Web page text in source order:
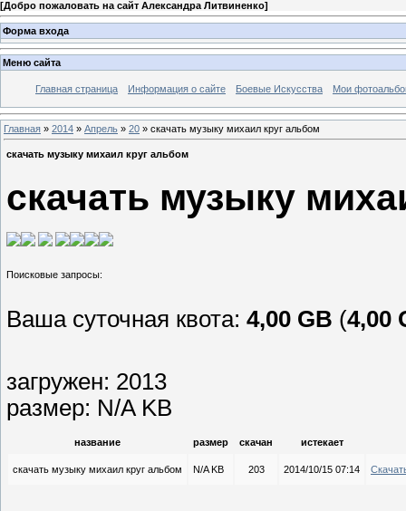
[Добро пожаловать на сайт Александра Литвиненко]
Форма входа
Меню сайта
Главная страница Информация о сайте Боевые Искусства Мои
Главная » 2014 » Апрель » 20 » скачать музыку михаил круг альбом
скачать музыку михаил круг альбом
скачать музыку
Ваша суточная квота: 4,00 GB (4,00
загружен: 2013
размер: N/A KB
название размер скачан истекает
скачать музыку михаил круг альбом N/A KB 203 2014/10/15 07:14